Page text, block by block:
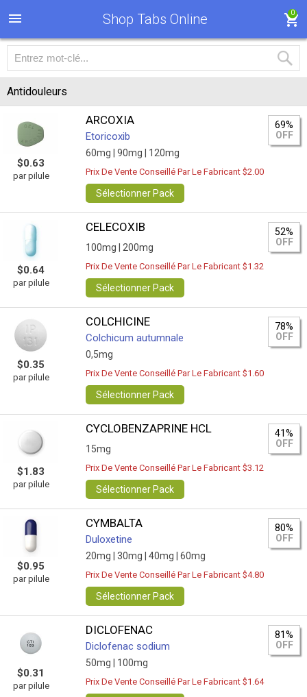
Shop Tabs Online 0
Antidouleurs
$0.63
par pilule
ARCOXIA
Etoricoxib
60mg | 90mg | 120mg
69%
OFF
Prix De Vente Conseillé Par Le Fabricant $2.00
Sélectionner Pack
$0.64
par pilule
CELECOXIB
100mg | 200mg
52%
OFF
Prix De Vente Conseillé Par Le Fabricant $1.32
Sélectionner Pack
$0.35
par pilule
COLCHICINE
Colchicum autumnale
0,5mg
78%
OFF
Prix De Vente Conseillé Par Le Fabricant $1.60
Sélectionner Pack
$1.83
par pilule
CYCLOBENZAPRINE HCL
15mg
41%
OFF
Prix De Vente Conseillé Par Le Fabricant $3.12
Sélectionner Pack
$0.95
par pilule
CYMBALTA
Duloxetine
20mg | 30mg | 40mg | 60mg
80%
OFF
Prix De Vente Conseillé Par Le Fabricant $4.80
Sélectionner Pack
$0.31
par pilule
DICLOFENAC
Diclofenac sodium
50mg | 100mg
81%
OFF
Prix De Vente Conseillé Par Le Fabricant $1.64